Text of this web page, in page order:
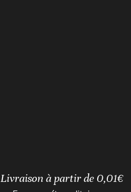
Livraison à partir de 0,01€